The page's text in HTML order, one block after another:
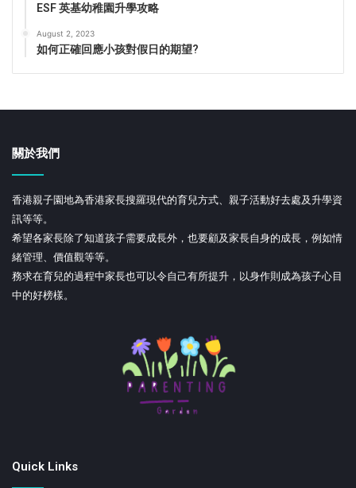
ESF 英基幼稚園升學攻略
August 2, 2023
如何正確回應小孩對假日的期望?
關於我們
香港親子園地為香港家長搜羅現代的育兒方式、親子活動好去處及升學資
訊等等。
希望各家長除了知道孩子需要成長外，也要顧及家長自身的成長，例如情
緒管理、價值觀等等。
務求在育兒的過程中家長也可以令自己有所提升，以身作則成為孩子心目
中的好榜樣。
Quick Links